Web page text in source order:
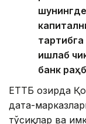
ишлаб
банк
ЕТТБ ҳозирда
дата-
тўсиқлар ва